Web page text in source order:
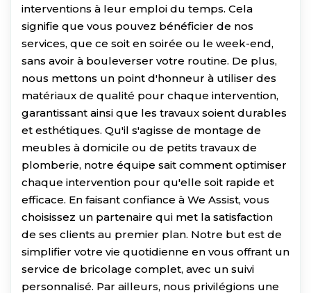
interventions à leur emploi du temps. Cela
signifie que vous pouvez bénéficier de nos
services, que ce soit en soirée ou le week-end,
sans avoir à bouleverser votre routine. De plus,
nous mettons un point d'honneur à utiliser des
matériaux de qualité pour chaque intervention,
garantissant ainsi que les travaux soient durables
et esthétiques. Qu'il s'agisse de montage de
meubles à domicile ou de petits travaux de
plomberie, notre équipe sait comment optimiser
chaque intervention pour qu'elle soit rapide et
efficace. En faisant confiance à We Assist, vous
choisissez un partenaire qui met la satisfaction
de ses clients au premier plan. Notre but est de
simplifier votre vie quotidienne en vous offrant un
service de bricolage complet, avec un suivi
personnalisé. Par ailleurs, nous privilégions une